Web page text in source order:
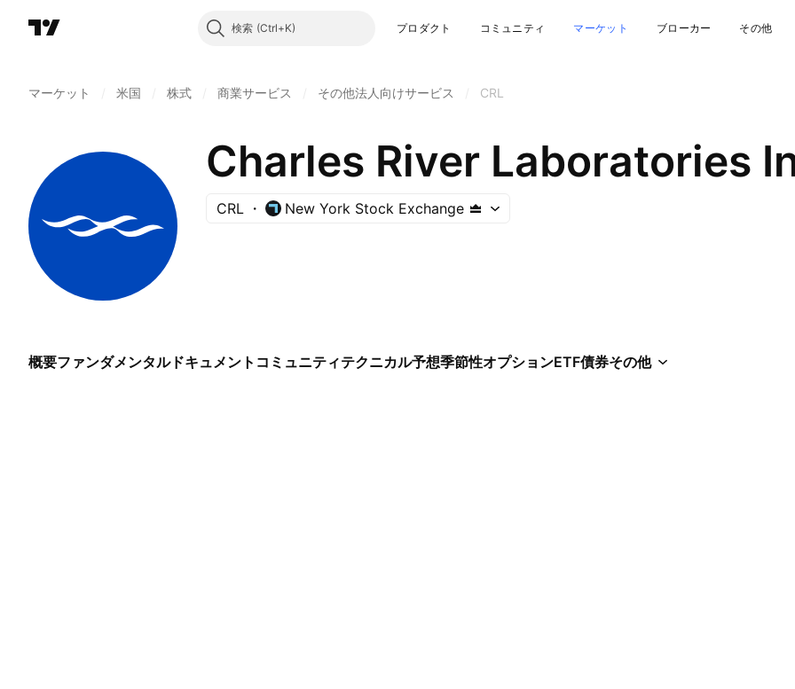
検索 プロダクト コミュニティ マーケット ブローカー その他
マーケット 米国 株式 商業サービス その他法人向けサービス CRL
Charles River Laboratories
CRL New York Stock Exchange
概要ファンダメンタルドキュメント コミュニティテクニカル予想季節性オプションETF債券その他